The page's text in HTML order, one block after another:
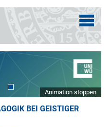
Animation stoppen
BEI GEISTIGER